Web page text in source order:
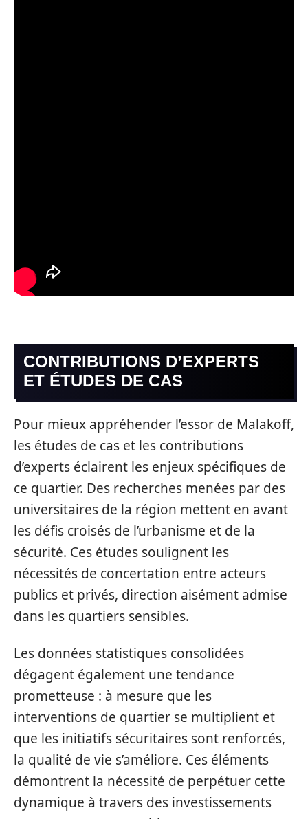
CONTRIBUTIONS D’EXPERTS
ET ÉTUDES DE CAS
Pour mieux appréhender l’essor de Malakoff,
les études de cas et les contributions
d’experts éclairent les enjeux spécifiques de
ce quartier. Des recherches menées par des
universitaires de la région mettent en avant
les défis croisés de l’urbanisme et de la
sécurité. Ces études soulignent les
nécessités de concertation entre acteurs
publics et privés, direction aisément admise
dans les quartiers sensibles.
Les données statistiques consolidées
dégagent également une tendance
prometteuse : à mesure que les
interventions de quartier se multiplient et
que les initiatifs sécuritaires sont renforcés,
la qualité de vie s’améliore. Ces éléments
démontrent la nécessité de perpétuer cette
dynamique à travers des investissements